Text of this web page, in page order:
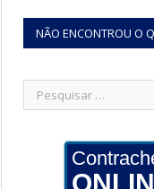
NÃO ENCONTROU O